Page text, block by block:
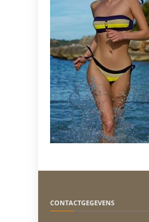
CONTACTGEGEVENS